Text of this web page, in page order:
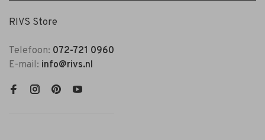
RIVS Store
Telefoon: 072-721 0960
E-mail: info@rivs.nl